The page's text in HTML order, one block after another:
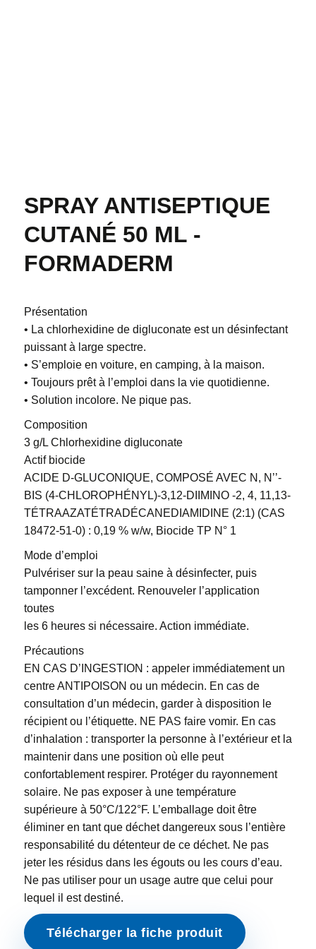
SPRAY ANTISEPTIQUE
CUTANÉ 50 ML -
FORMADERM
Présentation
• La chlorhexidine de digluconate est un désinfectant
puissant à large spectre.
• S’emploie en voiture, en camping, à la maison.
• Toujours prêt à l’emploi dans la vie quotidienne.
• Solution incolore. Ne pique pas.
Composition
3 g/L Chlorhexidine digluconate
Actif biocide
ACIDE D-GLUCONIQUE, COMPOSÉ AVEC N, N’’-
BIS (4-CHLOROPHÉNYL)-3,12-DIIMINO -2, 4, 11,13-
TÉTRAAZATÉTRADÉCANEDIAMIDINE (2:1) (CAS
18472-51-0) : 0,19 % w/w, Biocide TP N° 1
Mode d’emploi
Pulvériser sur la peau saine à désinfecter, puis
tamponner l’excédent. Renouveler l’application
toutes
les 6 heures si nécessaire. Action immédiate.
Précautions
EN CAS D’INGESTION : appeler immédiatement un
centre ANTIPOISON ou un médecin. En cas de
consultation d’un médecin, garder à disposition le
récipient ou l’étiquette. NE PAS faire vomir. En cas
d’inhalation : transporter la personne à l’extérieur et la
maintenir dans une position où elle peut
confortablement respirer. Protéger du rayonnement
solaire. Ne pas exposer à une température
supérieure à 50°C/122°F. L’emballage doit être
éliminer en tant que déchet dangereux sous l’entière
responsabilité du détenteur de ce déchet. Ne pas
jeter les résidus dans les égouts ou les cours d’eau.
Ne pas utiliser pour un usage autre que celui pour
lequel il est destiné.
Télécharger la fiche produit